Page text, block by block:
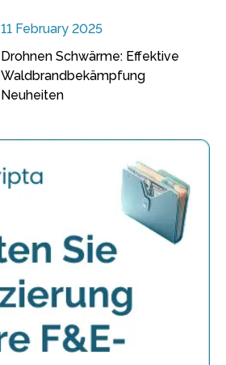
11 February 2025
Drohnen Schwärme: Effektive
Waldbrandbekämpfung
Neuheiten